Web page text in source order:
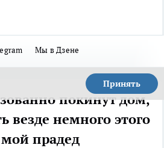
Мы в Дзене
Принять
покинут дом,
везде немного этого
прадед